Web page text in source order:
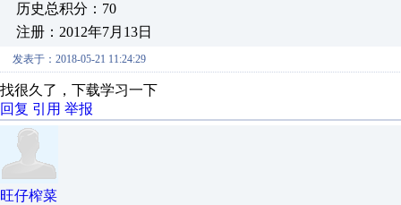
历史总积分：70
注册：2012年7月13日
发表于：2018-05-21 11:24:29
找很久了，下载学习一下
回复 引用 举报
旺仔榨菜